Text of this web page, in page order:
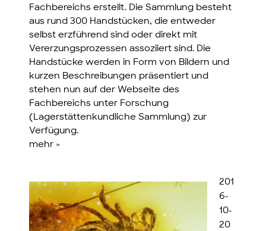
Fachbereichs erstellt. Die Sammlung besteht
aus rund 300 Handstücken, die entweder
selbst erzführend sind oder direkt mit
Vererzungsprozessen assoziiert sind. Die
Handstücke werden in Form von Bildern und
kurzen Beschreibungen präsentiert und
stehen nun auf der Webseite des
Fachbereichs unter Forschung
(Lagerstättenkundliche Sammlung) zur
Verfügung.
mehr »
201
6-
10-
20